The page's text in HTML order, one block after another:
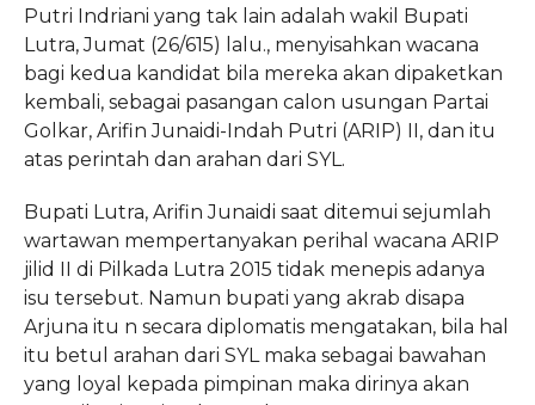
Putri Indriani yang tak lain adalah wakil Bupati
Lutra, Jumat (26/615) lalu., menyisahkan wacana
bagi kedua kandidat bila mereka akan dipaketkan
kembali, sebagai pasangan calon usungan Partai
Golkar, Arifin Junaidi-Indah Putri (ARIP) II, dan itu
atas perintah dan arahan dari SYL.
Bupati Lutra, Arifin Junaidi saat ditemui sejumlah
wartawan mempertanyakan perihal wacana ARIP
jilid II di Pilkada Lutra 2015 tidak menepis adanya
isu tersebut. Namun bupati yang akrab disapa
Arjuna itu n secara diplomatis mengatakan, bila hal
itu betul arahan dari SYL maka sebagai bawahan
yang loyal kepada pimpinan maka dirinya akan